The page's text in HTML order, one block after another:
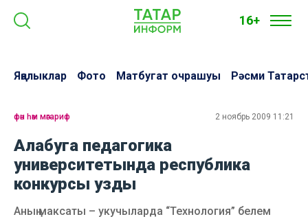
16+
Яңалыклар Фото Матбугат очрашуы Рәсми
фән һәм мәгариф 2 ноябрь 2009 11:21
Алабуга педагогика
университетында республика
конкурсы узды
Аның максаты – укучыларда “Технология” белем